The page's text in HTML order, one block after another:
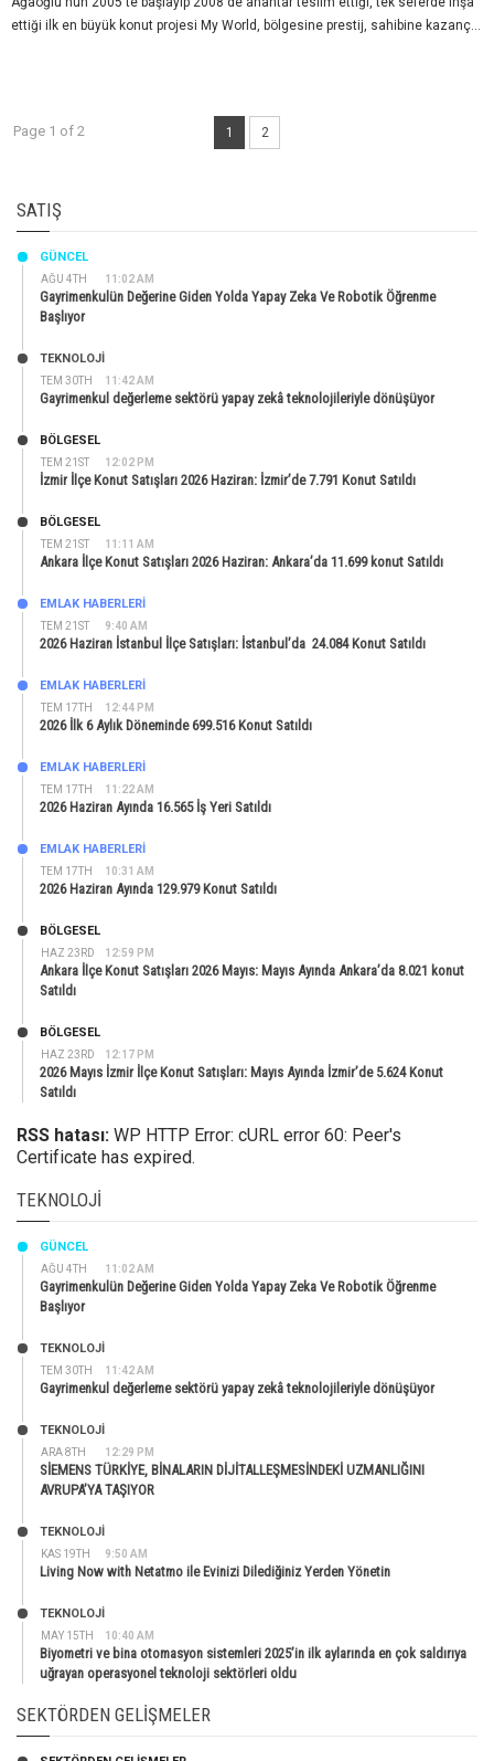
ettiği ilk en büyük konut projesi My World, bölgesine prestij, sahibine kazanç...
Page 1 of 2 1 2
SATIŞ
AĞU 4TH 11:02 AM
GÜNCEL
Gayrimenkulün Değerine Giden Yolda Yapay Zeka Ve Robotik Öğrenme
Başlıyor
TEM 30TH 11:42 AM
TEKNOLOJİ
Gayrimenkul değerleme sektörü yapay zekâ teknolojileriyle dönüşüyor
TEM 21ST 12:02 PM
BÖLGESEL
İzmir İlçe Konut Satışları 2026 Haziran: İzmir’de 7.791 Konut Satıldı
TEM 21ST 11:11 AM
BÖLGESEL
Ankara İlçe Konut Satışları 2026 Haziran: Ankara’da 11.699 konut Satıldı
TEM 21ST 9:40 AM
EMLAK HABERLERI
2026 Haziran İstanbul İlçe Satışları: İstanbul’da 24.084 Konut Satıldı
TEM 17TH 12:44 PM
EMLAK HABERLERI
2026 İlk 6 Aylık Döneminde 699.516 Konut Satıldı
TEM 17TH 11:22 AM
EMLAK HABERLERI
2026 Haziran Ayında 16.565 İş Yeri Satıldı
TEM 17TH 10:31 AM
EMLAK HABERLERI
2026 Haziran Ayında 129.979 Konut Satıldı
HAZ 23RD 12:59 PM
BÖLGESEL
Ankara İlçe Konut Satışları 2026 Mayıs: Mayıs Ayında Ankara’da 8.021 konut
Satıldı
HAZ 23RD 12:17 PM
BÖLGESEL
2026 Mayıs İzmir İlçe Konut Satışları: Mayıs Ayında İzmir’de 5.624 Konut
Satıldı
RSS hatası: WP HTTP Error: cURL error 60: Peer's
Certificate has expired.
TEKNOLOJI
AĞU 4TH 11:02 AM
GÜNCEL
Gayrimenkulün Değerine Giden Yolda Yapay Zeka Ve Robotik Öğrenme
Başlıyor
TEM 30TH 11:42 AM
TEKNOLOJİ
Gayrimenkul değerleme sektörü yapay zekâ teknolojileriyle dönüşüyor
ARA 8TH 12:29 PM
TEKNOLOJİ
SİEMENS TÜRKİYE, BİNALARIN DİJİTALLEŞMESİNDEKİ UZMANLIĞINI
AVRUPA’YA TAŞIYOR
KAS 19TH 9:50 AM
TEKNOLOJİ
Living Now with Netatmo ile Evinizi Dilediğiniz Yerden Yönetin
MAY 15TH 10:40 AM
TEKNOLOJİ
Biyometri ve bina otomasyon sistemleri 2025’in ilk aylarında en çok saldırıya
uğrayan operasyonel teknoloji sektörleri oldu
SEKTÖRDEN GELIŞMELER